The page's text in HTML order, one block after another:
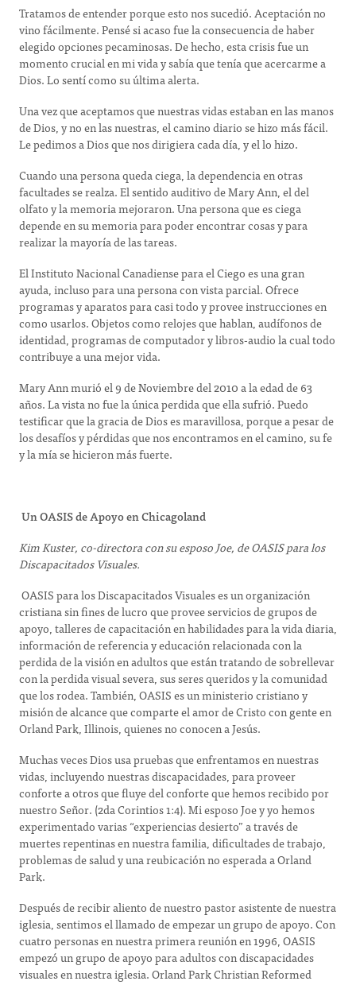
Tratamos de entender porque esto nos sucedió. Aceptación no
vino fácilmente. Pensé si acaso fue la consecuencia de haber
elegido opciones pecaminosas. De hecho, esta crisis fue un
momento crucial en mi vida y sabía que tenía que acercarme a
Dios. Lo sentí como su última alerta.
Una vez que aceptamos que nuestras vidas estaban en las manos
de Dios, y no en las nuestras, el camino diario se hizo más fácil.
Le pedimos a Dios que nos dirigiera cada día, y el lo hizo.
Cuando una persona queda ciega, la dependencia en otras
facultades se realza. El sentido auditivo de Mary Ann, el del
olfato y la memoria mejoraron. Una persona que es ciega
depende en su memoria para poder encontrar cosas y para
realizar la mayoría de las tareas.
El Instituto Nacional Canadiense para el Ciego es una gran
ayuda, incluso para una persona con vista parcial. Ofrece
programas y aparatos para casi todo y provee instrucciones en
como usarlos. Objetos como relojes que hablan, audífonos de
identidad, programas de computador y libros-audio la cual todo
contribuye a una mejor vida.
Mary Ann murió el 9 de Noviembre del 2010 a la edad de 63
años. La vista no fue la única perdida que ella sufrió. Puedo
testificar que la gracia de Dios es maravillosa, porque a pesar de
los desafíos y pérdidas que nos encontramos en el camino, su fe
y la mía se hicieron más fuerte.
Un OASIS de Apoyo en Chicagoland
Kim Kuster, co-directora con su esposo Joe, de OASIS para los
Discapacitados Visuales.
OASIS para los Discapacitados Visuales es un organización
cristiana sin fines de lucro que provee servicios de grupos de
apoyo, talleres de capacitación en habilidades para la vida diaria,
información de referencia y educación relacionada con la
perdida de la visión en adultos que están tratando de sobrellevar
con la perdida visual severa, sus seres queridos y la comunidad
que los rodea. También, OASIS es un ministerio cristiano y
misión de alcance que comparte el amor de Cristo con gente en
Orland Park, Illinois, quienes no conocen a Jesús.
Muchas veces Dios usa pruebas que enfrentamos en nuestras
vidas, incluyendo nuestras discapacidades, para proveer
conforte a otros que fluye del conforte que hemos recibido por
nuestro Señor. (2da Corintios 1:4). Mi esposo Joe y yo hemos
experimentado varias “experiencias desierto” a través de
muertes repentinas en nuestra familia, dificultades de trabajo,
problemas de salud y una reubicación no esperada a Orland
Park.
Después de recibir aliento de nuestro pastor asistente de nuestra
iglesia, sentimos el llamado de empezar un grupo de apoyo. Con
cuatro personas en nuestra primera reunión en 1996, OASIS
empezó un grupo de apoyo para adultos con discapacidades
visuales en nuestra iglesia. Orland Park Christian Reformed